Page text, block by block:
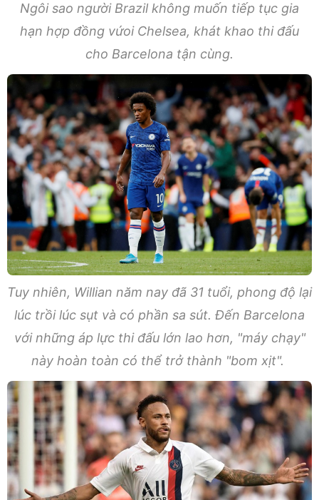
Ngôi sao người Brazil không muốn tiếp tục gia
hạn hợp đồng vứoi Chelsea, khát khao thi đấu
cho Barcelona tận cùng.
Tuy nhiên, Willian năm nay đã 31 tuổi, phong độ lại
lúc trồi lúc sụt và có phần sa sút. Đến Barcelona
với những áp lực thi đấu lớn lao hơn, "máy chạy"
này hoàn toàn có thể trở thành "bom xịt".